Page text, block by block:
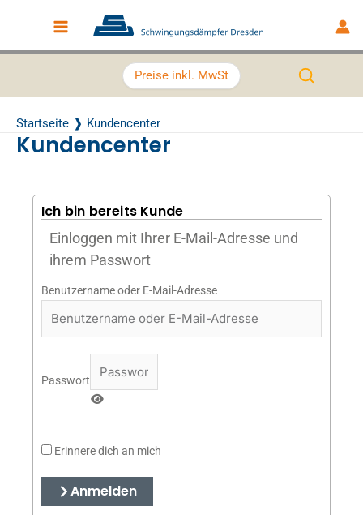
Main Menu
Preise inkl. MwSt
Startseite Kundencenter
Kundencenter
Ich bin bereits Kunde
Einloggen mit Ihrer E-Mail-Adresse und
ihrem Passwort
Benutzername oder E-Mail-Adresse
Passwort
Erinnere dich an mich
Anmelden